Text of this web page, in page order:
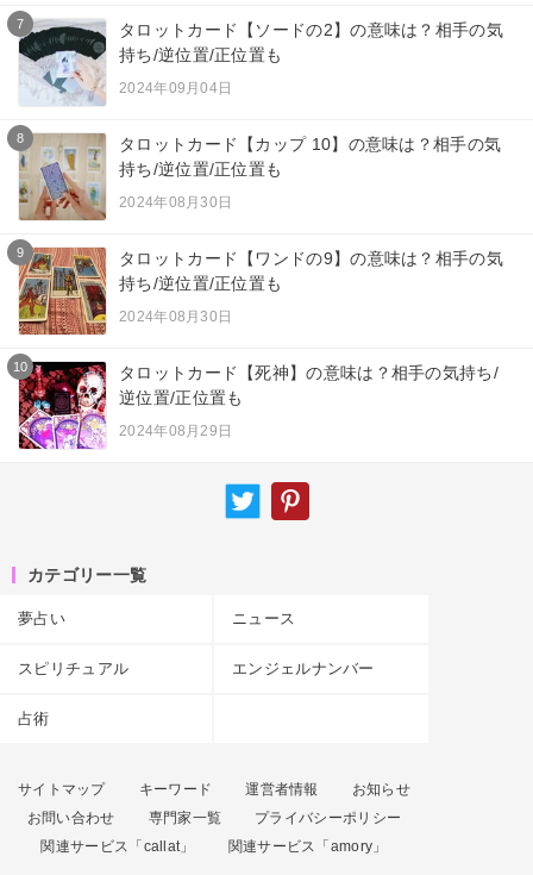
7
タロットカード【ソードの2】の意味は？相手の気
持ち/逆位置/正位置も
2024年09月04日
8
タロットカード【カップ 10】の意味は？相手の気
持ち/逆位置/正位置も
2024年08月30日
9
タロットカード【ワンドの9】の意味は？相手の気
持ち/逆位置/正位置も
2024年08月30日
10
タロットカード【死神】の意味は？相手の気持ち/
逆位置/正位置も
2024年08月29日
カテゴリー一覧
夢占い ニュース
スピリチュアル エンジェルナンバー
占術
サイトマップ キーワード 運営者情報
お知らせ
お問い合わせ
専門家一覧
プライバシーポリシー
関連サービス「callat」
関連サービス「amory」